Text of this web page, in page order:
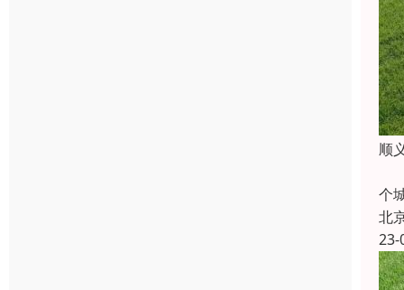
顺
个
北
23-